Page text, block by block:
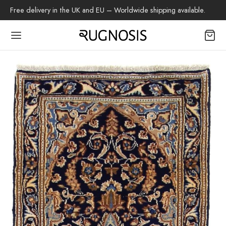
Free delivery in the UK and EU – Worldwide shipping available.
Back
Teppich